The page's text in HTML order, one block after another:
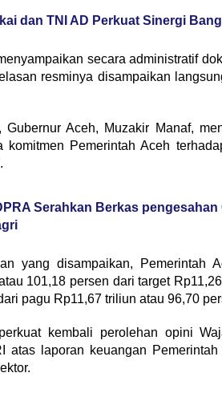
dan TNI AD Perkuat Sinergi
secara administratif
resminya disampaikan
Gubernur Aceh, Muzakir Manaf,
komitmen Pemerintah Aceh
Serahkan Berkas
yang disampaikan, Pemerintah
101,18 persen dari target
pagu Rp11,67 triliun atau 96,70
kembali perolehan opini
atas laporan keuangan